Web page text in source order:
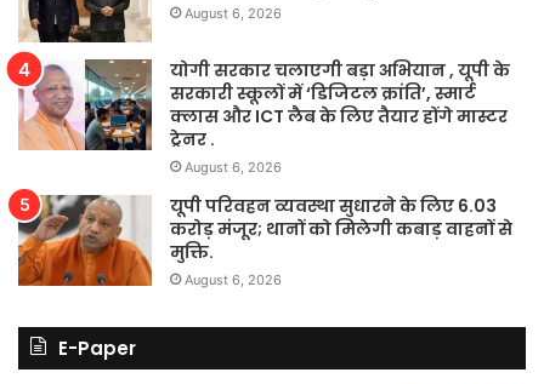
August 6, 2026
योगी सरकार चलाएगी बड़ा अभियान , यूपी के
सरकारी स्कूलों में ‘डिजिटल क्रांति’, स्मार्ट
क्लास और ICT लैब के लिए तैयार होंगे मास्टर
ट्रेनर .
August 6, 2026
यूपी परिवहन व्यवस्था सुधारने के लिए 6.03
करोड़ मंजूर; थानों को मिलेगी कबाड़ वाहनों से
मुक्ति.
August 6, 2026
E-Paper